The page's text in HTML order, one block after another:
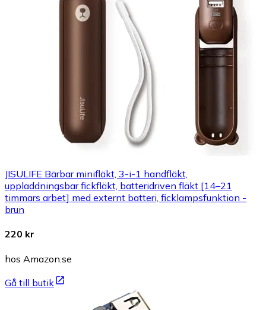
JISULIFE Bärbar minifläkt, 3-i-1 handfläkt,
uppladdningsbar fickfläkt, batteridriven fläkt [14–21
timmars arbet] med externt batteri, ficklampsfunktion -
brun
220 kr
hos Amazon.se
Gå till butik